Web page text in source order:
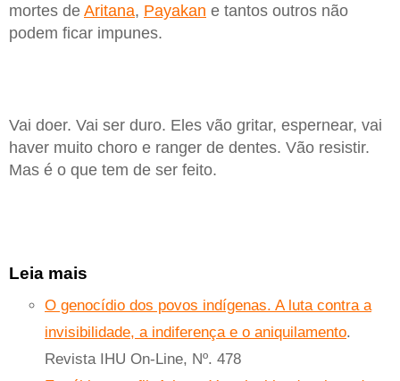
mortes de Aritana, Payakan e tantos outros não
podem ficar impunes.
Vai doer. Vai ser duro. Eles vão gritar, espernear, vai
haver muito choro e ranger de dentes. Vão resistir.
Mas é o que tem de ser feito.
Leia mais
O genocídio dos povos indígenas. A luta contra a
invisibilidade, a indiferença e o aniquilamento.
Revista IHU On-Line, Nº. 478